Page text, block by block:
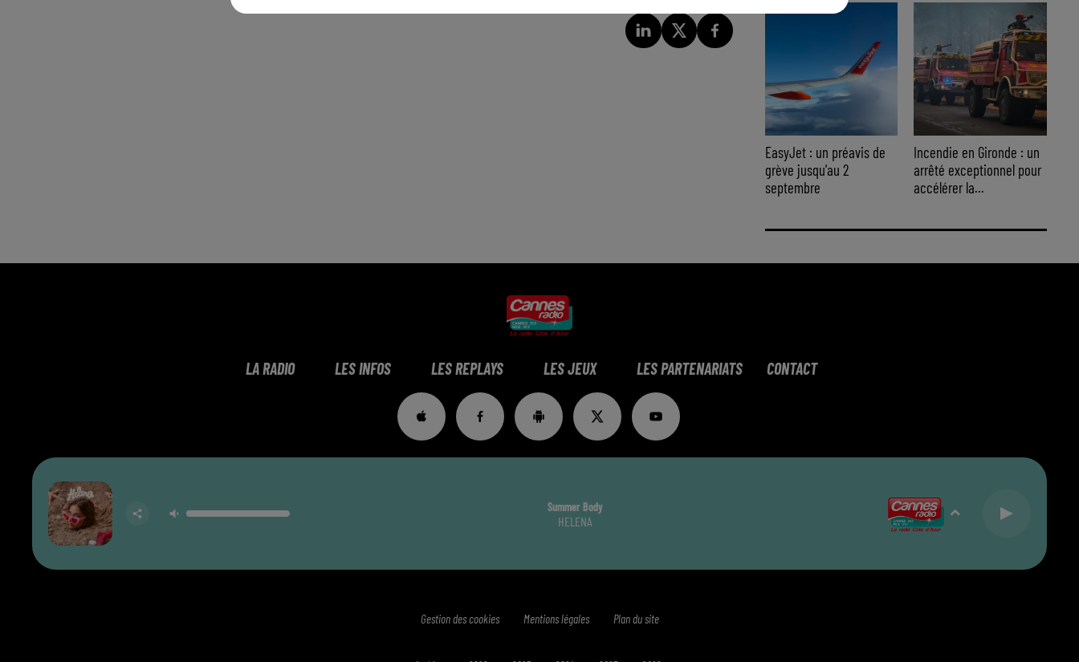
EasyJet : un préavis de
grève jusqu'au 2
septembre
Incendie en Gironde : un
arrêté exceptionnel pour
accélérer la...
LA RADIO LES INFOS LES REPLAYS LES JEUX LES PARTENARIATS CONTACT
Summer Body
HELENA
Gestion des cookies Mentions légales Plan du site